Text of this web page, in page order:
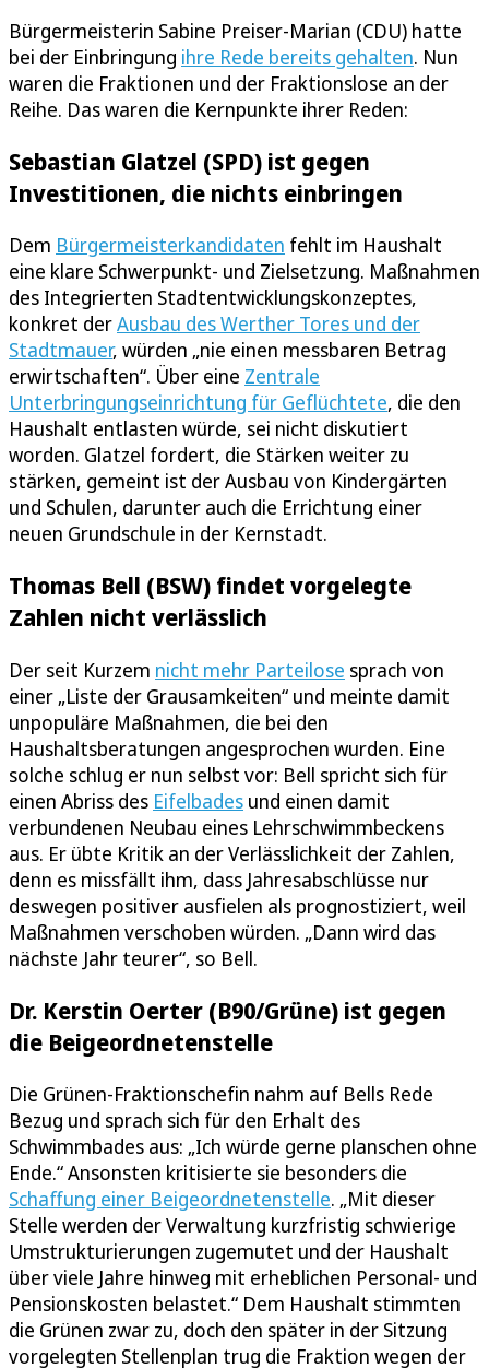
Bürgermeisterin Sabine Preiser-Marian (CDU) hatte
bei der Einbringung ihre Rede bereits gehalten. Nun
waren die Fraktionen und der Fraktionslose an der
Reihe. Das waren die Kernpunkte ihrer Reden:
Sebastian Glatzel (SPD) ist gegen
Investitionen, die nichts einbringen
Dem Bürgermeisterkandidaten fehlt im Haushalt
eine klare Schwerpunkt- und Zielsetzung. Maßnahmen
des Integrierten Stadtentwicklungskonzeptes,
konkret derAusbau des Werther Tores und der
Stadtmauer, würden „nie einen messbaren Betrag
erwirtschaften“. Über eine Zentrale
Unterbringungseinrichtung für Geflüchtete, die den
Haushalt entlasten würde, sei nicht diskutiert
worden. Glatzel fordert, die Stärken weiter zu
stärken, gemeint ist der Ausbau von Kindergärten
und Schulen, darunter auch die Errichtung einer
neuen Grundschule in der Kernstadt.
Thomas Bell (BSW) findet vorgelegte
Zahlen nicht verlässlich
Der seit Kurzem nicht mehr Parteilose sprach von
einer „Liste der Grausamkeiten“ und meinte damit
unpopuläre Maßnahmen, die bei den
Haushaltsberatungen angesprochen wurden. Eine
solche schlug er nun selbst vor: Bell spricht sich für
einen Abriss des Eifelbades und einen damit
verbundenen Neubau eines Lehrschwimmbeckens
aus. Er übte Kritik an der Verlässlichkeit der Zahlen,
denn es missfällt ihm, dass Jahresabschlüsse nur
deswegen positiver ausfielen als prognostiziert, weil
Maßnahmen verschoben würden. „Dann wird das
nächste Jahr teurer“, so Bell.
Dr. Kerstin Oerter (B90/Grüne) ist gegen
die Beigeordnetenstelle
Die Grünen-Fraktionschefin nahm auf Bells Rede
Bezug und sprach sich für den Erhalt des
Schwimmbades aus: „Ich würde gerne planschen ohne
Ende.“ Ansonsten kritisierte sie besonders die
Schaffung einer Beigeordnetenstelle. „Mit dieser
Stelle werden der Verwaltung kurzfristig schwierige
Umstrukturierungen zugemutet und der Haushalt
über viele Jahre hinweg mit erheblichen Personal- und
Pensionskosten belastet.“ Dem Haushalt stimmten
die Grünen zwar zu, doch den später in der Sitzung
vorgelegten Stellenplan trug die Fraktion wegen der